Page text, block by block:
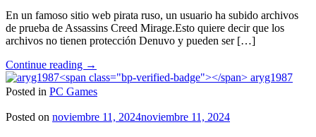
En un famoso sitio web pirata ruso, un usuario ha subido archivos
de prueba de Assassins Creed Mirage.Esto quiere decir que los
archivos no tienen protección Denuvo y pueden ser […]
Continue reading "Assassins
Creed
Mirage
crackeado"
→
aryg1987
Posted in PC Games
Posted on noviembre 11, 2024noviembre 11, 2024